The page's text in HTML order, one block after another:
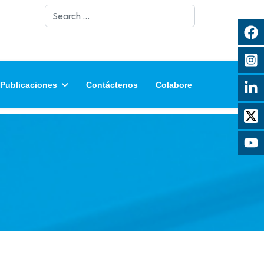
Search
Publicaciones Contáctenos Colabore